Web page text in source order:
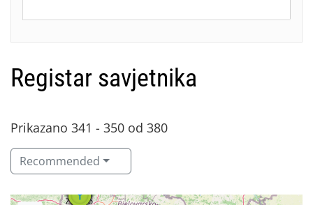
Registar savjetnika
Prikazano 341 - 350 od 380
Recommended